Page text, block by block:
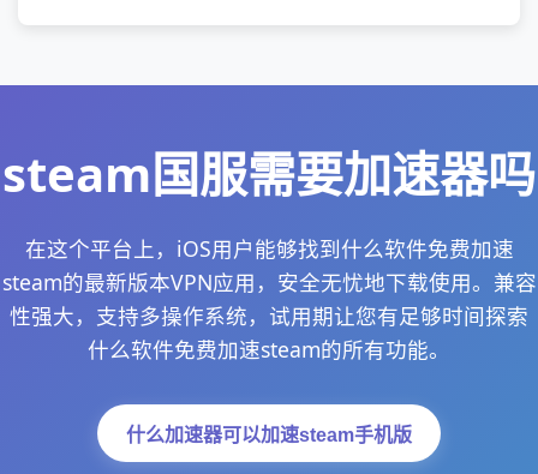
steam国服需要加速器吗
在这个平台上，iOS用户能够找到什么软件免费加速
steam的最新版本VPN应用，安全无忧地下载使用。兼容
性强大，支持多操作系统，试用期让您有足够时间探索
什么软件免费加速steam的所有功能。
什么加速器可以加速steam手机版